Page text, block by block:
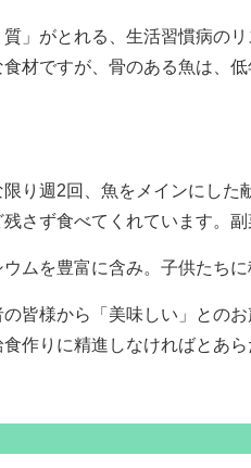
」がとれる、生活習慣病の
材ですが、骨のある魚は、
り週2回、魚をメインにした
さず食べてくれています。
ムを豊富に含み。子供たち
皆様から「美味しい」との
作りに精進しなければとあ